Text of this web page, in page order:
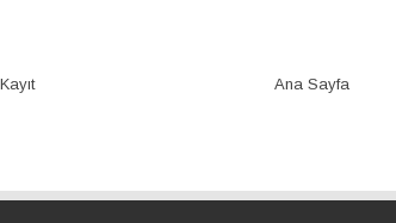
Ana Sayfa